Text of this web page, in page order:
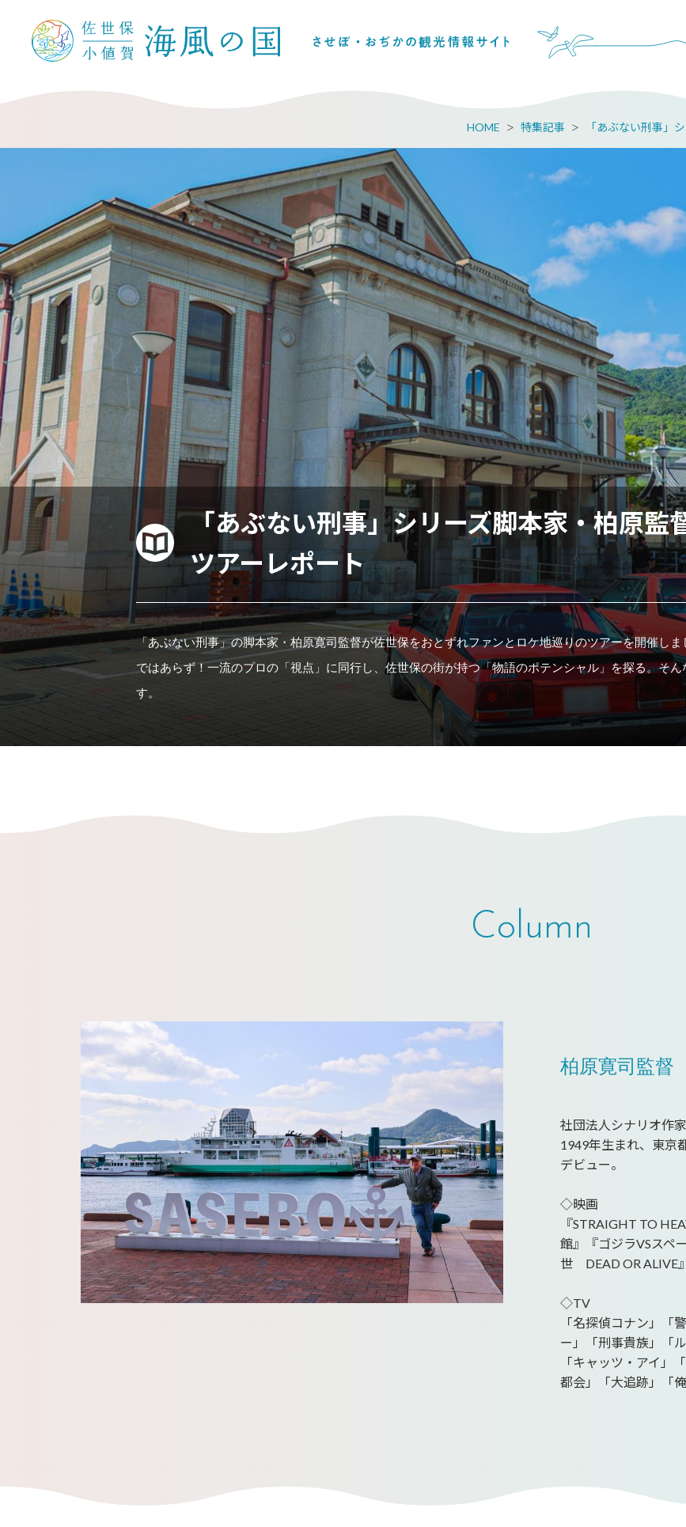
HOME 特集記事 「あぶない刑事」
「あぶない刑事」シリーズ脚本家・柏原監
ツアーレポート
「あぶない刑事」の脚本家・柏原寛司監督が佐世保をおとずれファンとロケ地巡りのツアーを開催し
ではあらず！一流のプロの「視点」に同行し、佐世保の街が持つ「物語のポテンシャル」を探る。そ
す。
Column
柏原寛司監督
社団法人シナリオ作
1949年生まれ、東京
デビュー。
◇映画
『STRAIGHT TO
館』『ゴジラVSスペ
世 DEAD OR ALIVE
◇TV
「名探偵コナン」「
ー」「刑事貴族」「
「キャッツ・アイ」
都会」「大追跡」「